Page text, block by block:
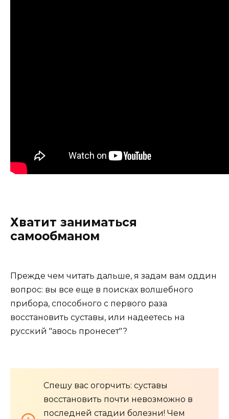
Хватит заниматься
самообманом
Прежде чем читать дальше, я задам вам оддин
вопрос: вы все еще в поисках волшебного
прибора, способного с первого раза
восстановить суставы, или надеетесь на
русский "авось пронесет"?
Спешу вас огорчить: суставы
восстановить почти невозможно в
последней стадии болезни! Чем